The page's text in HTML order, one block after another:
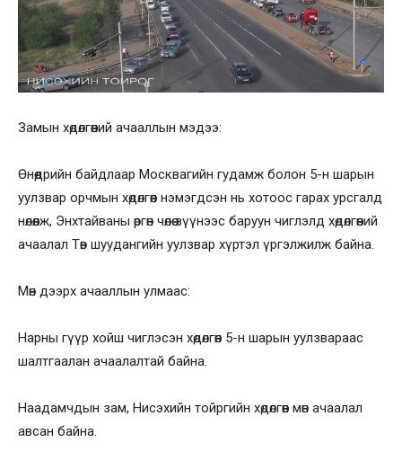
Замын хөдөлгөөний ачааллын мэдээ:
Өнөөдрийн байдлаар Москвагийн гудамж болон 5-н шарын
уулзвар орчмын хөдөлгөөн нэмэгдсэн нь хотоос гарах урсгалд
нөлөөлж, Энхтайваны өргөн чөлөө зүүнээс баруун чиглэлд хөдөлгөөний
ачаалал Төв шуудангийн уулзвар хүртэл үргэлжилж байна.
Мөн дээрх ачааллын улмаас:
Нарны гүүр хойш чиглэсэн хөдөлгөөн 5-н шарын уулзвараас
шалтгаалан ачаалалтай байна.
Наадамчдын зам, Нисэхийн тойргийн хөдөлгөөн мөн ачаалал
авсан байна.